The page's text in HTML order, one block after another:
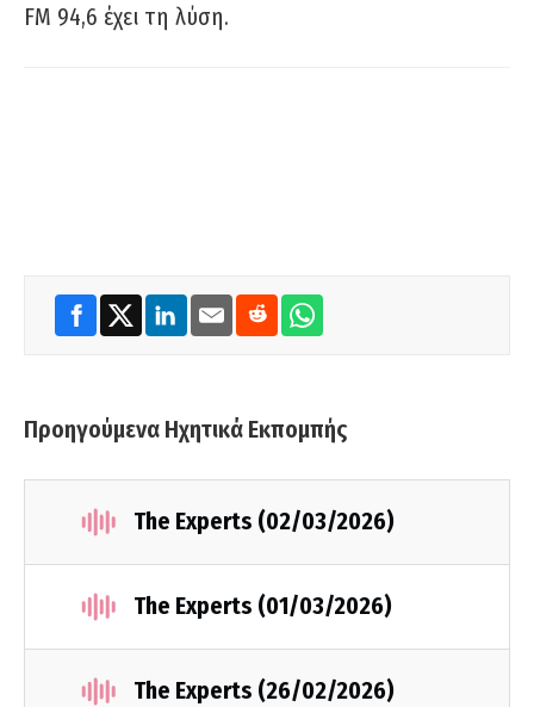
FM 94,6 έχει τη λύση.
Προηγούμενα Ηχητικά Εκπομπής
The Experts (02/03/2026)
The Experts (01/03/2026)
The Experts (26/02/2026)